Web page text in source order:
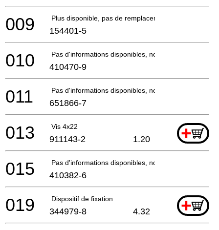
Plus disponible, pas de remplacement
009 154401-5
Pas d'informations disponibles, non commandable
010 410470-9
Pas d'informations disponibles, non commandable
011 651866-7
Vis 4x22 +
013 911143-2 1.20
Pas d'informations disponibles, non commandable
015 410382-6
Dispositif de fixation +
019 344979-8 4.32